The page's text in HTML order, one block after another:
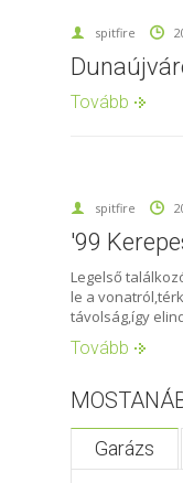
spitfire
Tovább
spitfire
'99
Legelső
le a
távolság,így
Tovább
Garázs